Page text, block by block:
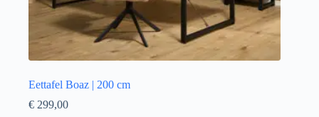
Eettafel Boaz | 200 cm
€ 299,00